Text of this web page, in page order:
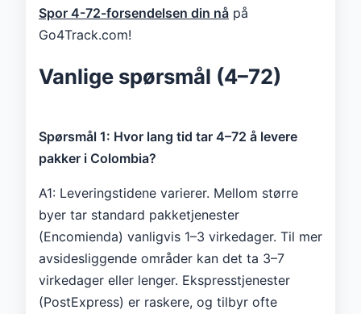
Spor 4-72-forsendelsen din nå på
Go4Track.com!
Vanlige spørsmål (4–72)
Spørsmål 1: Hvor lang tid tar 4–72 å levere
pakker i Colombia?
A1: Leveringstidene varierer. Mellom større
byer tar standard pakketjenester
(Encomienda) vanligvis 1–3 virkedager. Til mer
avsidesliggende områder kan det ta 3–7
virkedager eller lenger. Ekspresstjenester
(PostExpress) er raskere, og tilbyr ofte